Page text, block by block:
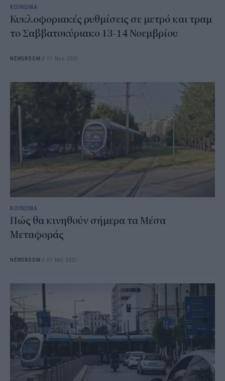
ΚΟΙΝΩΝΙΑ
Κυκλοφοριακές ρυθμίσεις σε μετρό και τραμ
το Σαββατοκύριακο 13-14 Νοεμβρίου
NEWSROOM / 11 Νοε 2021
ΚΟΙΝΩΝΙΑ
Πώς θα κινηθούν σήμερα τα Μέσα
Μεταφοράς
NEWSROOM / 01 Μαΐ 2021